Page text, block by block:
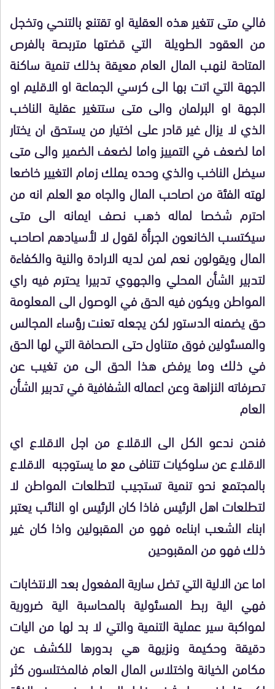
فالي متى تتغير هذه العقلية او تقتنع بالتنحي وتخجل
من العقود الطويلة التي قضتها متربصة بالفرص
المتاحة لنهب المال العام معيقة بذلك تنمية ساكنة
الجهة التي اتت بها الى كرسي الجماعة او الاقليم او
الجهة او البرلمان والى متى ستتغير عقلية الناخب
الذي لا يزال غير قادر على اختيار من يستحق ان يختار
اما لضعف في التمييز واما لضعف الضمير والى متى
سيضل الناخب والذي وحده يملك زمام التغيير خاضعا
لهته الفئة من اصاحب المال والجاه مع العلم انه من
احترم شخصا لماله ذهب نصف ايمانه الى متى
سيكتسب الخانعون الجرأة لقول لا لأسيادهم اصاحب
المال ويقولون نعم لمن لديه الارادة والنية والكفاءة
لتدبير الشأن المحلي والجهوي تدبيرا يحترم فيه راي
المواطن ويكون فيه الحق في الوصول الى المعلومة
حق يضمنه الدستور لكن يجعله تعنت رؤساء المجالس
والمسئولين فوق متناول حتى الصحافة التي لها الحق
في ذلك وما يرفض هذا الحق الى من تغيب عن
تصرفاته النزاهة وعن اعماله الشفافية في تدبير الشأن
العام
فنحن ندعو الكل الى الاقلاع من اجل الاقلاع اي
الاقلاع عن سلوكيات تتنافى مع ما يستوجبه الاقلاع
بالمجتمع نحو تنمية تستجيب لتطلعات المواطن لا
لتطلعات اهل الرئيس فاذا كان الرئيس او النائب يعتبر
ابناء الشعب ابناءه فهو من المقبولين واذا كان غير
ذلك فهو من المقبوحين
اما عن الالية التي تضل سارية المفعول بعد الانتخابات
فهي الية ربط المسئولية بالمحاسبة الية ضرورية
لمواكبة سير عملية التنمية والتي لا بد لها من اليات
دقيقة وحكيمة ونزيهة هي بدورها للكشف عن
مكامن الخيانة واختلاس المال العام فالمختلسون كثر